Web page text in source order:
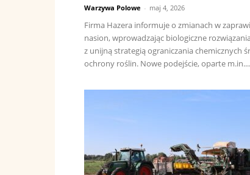
Warzywa Polowe - maj 4, 2026
Firma Hazera informuje o zmianach w
nasion, wprowadzając biologiczne
z unijną strategią ograniczania chemicznych
ochrony roślin. Nowe podejście, oparte m.in....